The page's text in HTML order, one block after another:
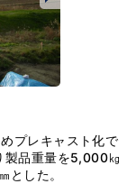
プレキャスト化で
製品重量を5,000㎏
とした。